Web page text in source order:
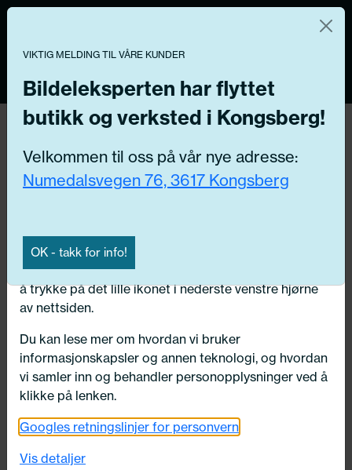
Tilbake
Utsolgt
285/35X19 Michelin PILOT SPORT 4
Vi og våre forretningspartnere bruker teknologier,
inkludert informasjonskapsler/«cookies» til å samle
informasjon om deg for forskjellige formål, inkludert:
Funksjonelle, Statistiske, Markedsføring
Ved å trykke «Godta» gir du din tillatelse til alle disse
formålene. Du kan også velge formålet du vil
innstillingene».
Du kan trekke tilbake samtykket ditt til enhver tid ved
å trykke på det lille ikonet i nederste venstre hjørne
av nettsiden.
Du kan lese mer om hvordan vi bruker
informasjonskapsler og annen teknologi, og hvordan
vi samler inn og behandler personopplysninger ved å
klikke på lenken.
Googles retningslinjer for personvern
Vis detaljer
VIKTIG MELDING TIL VÅRE KUNDER
Bildeleksperten har flyttet
butikk og verksted i Kongsberg!
Velkommen til oss på vår nye adresse:
Numedalsvegen 76, 3617 Kongsberg
OK - takk for info!